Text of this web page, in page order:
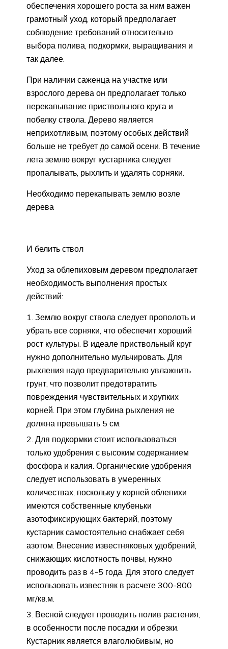
обеспечения хорошего роста за ним важен
грамотный уход, который предполагает
соблюдение требований относительно
выбора полива, подкормки, выращивания и
так далее.
При наличии саженца на участке или
взрослого дерева он предполагает только
перекапывание приствольного круга и
побелку ствола. Дерево является
неприхотливым, поэтому особых действий
больше не требует до самой осени. В течение
лета землю вокруг кустарника следует
пропалывать, рыхлить и удалять сорняки.
Необходимо перекапывать землю возле
дерева
И белить ствол
Уход за облепиховым деревом предполагает
необходимость выполнения простых
действий:
Землю вокруг ствола следует прополоть и
убрать все сорняки, что обеспечит хороший
рост культуры. В идеале приствольный круг
нужно дополнительно мульчировать. Для
рыхления надо предварительно увлажнить
грунт, что позволит предотвратить
повреждения чувствительных и хрупких
корней. При этом глубина рыхления не
должна превышать 5 см.
Для подкормки стоит использоваться
только удобрения с высоким содержанием
фосфора и калия. Органические удобрения
следует использовать в умеренных
количествах, поскольку у корней облепихи
имеются собственные клубеньки
азотофиксирующих бактерий, поэтому
кустарник самостоятельно снабжает себя
азотом. Внесение известняковых удобрений,
снижающих кислотность почвы, нужно
проводить раз в 4-5 года. Для этого следует
использовать известняк в расчете 300-800
мг/кв.м.
Весной следует проводить полив растения,
в особенности после посадки и обрезки.
Кустарник является влаголюбивым, но